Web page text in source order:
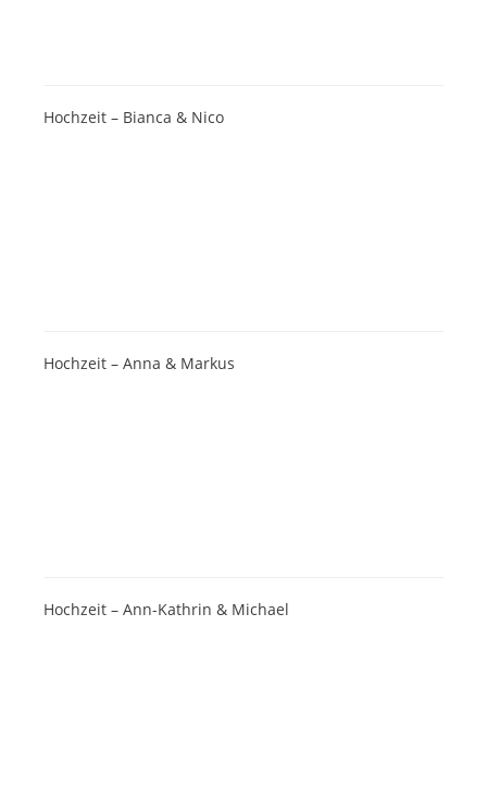
Hochzeit – Bianca & Nico
Hochzeit – Anna & Markus
Hochzeit – Ann-Kathrin & Michael